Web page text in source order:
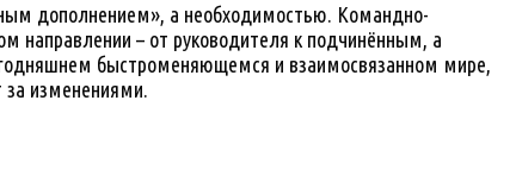
дополнением», а необходимостью. Командно-
направлении – от руководителя к подчинённым, а
быстроменяющемся и взаимосвязанном мире,
изменениями.